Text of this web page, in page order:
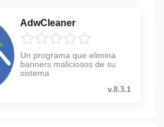
AdwCleaner
Un programa que elimina
banners maliciosos de su
sistema
v.8.3.1